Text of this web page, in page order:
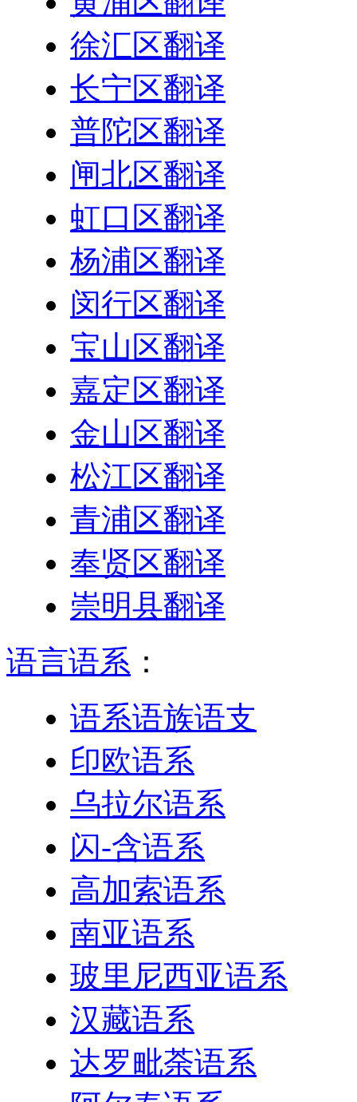
徐汇区翻译
长宁区翻译
普陀区翻译
闸北区翻译
虹口区翻译
杨浦区翻译
闵行区翻译
宝山区翻译
嘉定区翻译
金山区翻译
松江区翻译
青浦区翻译
奉贤区翻译
崇明县翻译
语言语系 ：
语系语族语支
印欧语系
乌拉尔语系
闪-含语系
高加索语系
南亚语系
玻里尼西亚语系
汉藏语系
达罗毗荼语系